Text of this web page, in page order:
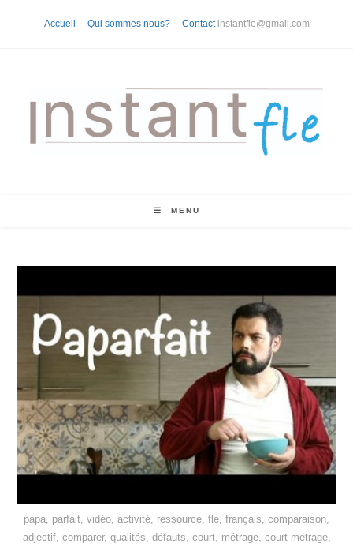
Accueil Qui sommes nous? Contact instantfle@gmail.com
MENU
papa, parfait, vidéo, activité, ressource, fle, français, comparaison,
adjectif, comparer, qualités, défauts, court, métrage, court-métrage,